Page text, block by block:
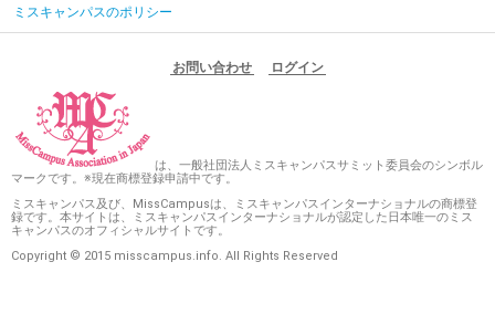
ミスキャンパスのポリシー
お問い合わせ ログイン
は、一般社団法人ミスキャンパスサミット委員会のシンボル
マークです。※現在商標登録申請中です。
ミスキャンパス及び、MissCampusは、ミスキャンパスインターナショナルの商標登
録です。本サイトは、ミスキャンパスインターナショナルが認定した日本唯一のミス
キャンパスのオフィシャルサイトです。
Copyright © 2015 misscampus.info. All Rights Reserved